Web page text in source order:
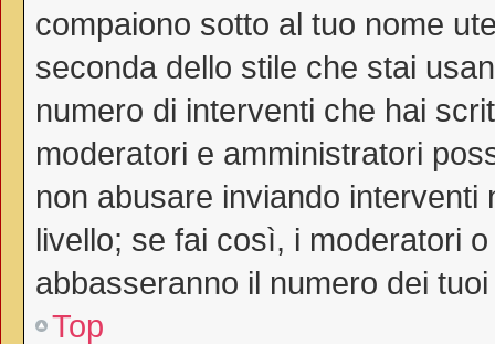
compaiono sotto al tuo nome
seconda dello stile che stai
numero di interventi che hai
moderatori e amministratori
non abusare inviando
livello; se fai così, i moderatori
abbasseranno il numero dei
Top